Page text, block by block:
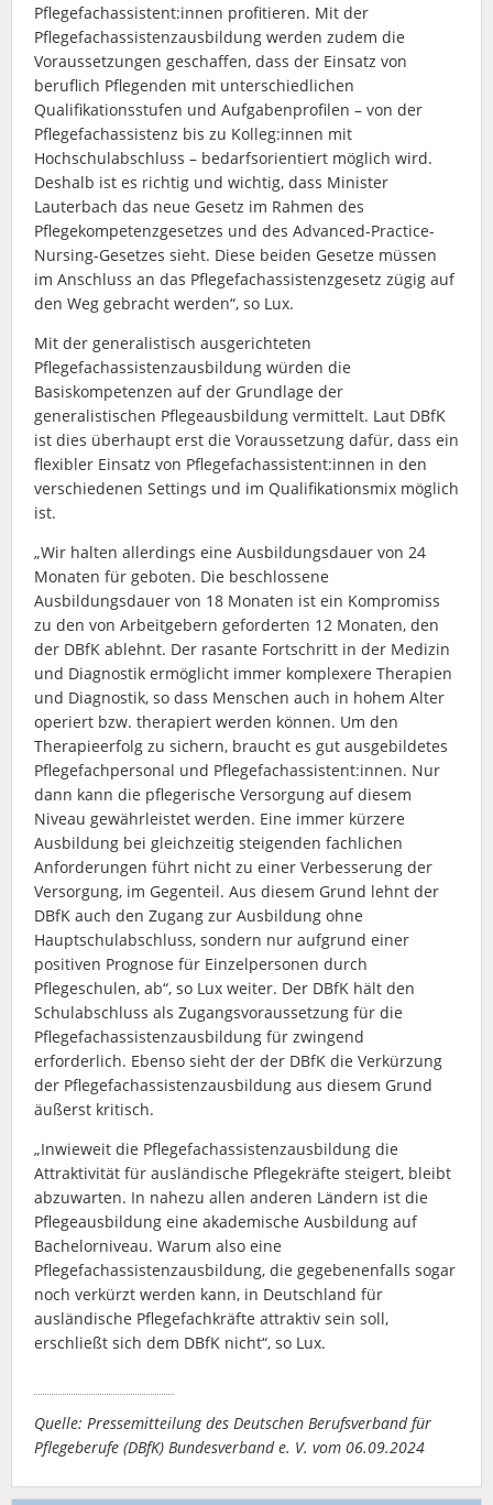
Pflegefachassistent:innen profitieren. Mit der
Pflegefachassistenzausbildung werden zudem die
Voraussetzungen geschaffen, dass der Einsatz von
beruflich Pflegenden mit unterschiedlichen
Qualifikationsstufen und Aufgabenprofilen – von der
Pflegefachassistenz bis zu Kolleg:innen mit
Hochschulabschluss – bedarfsorientiert möglich wird.
Deshalb ist es richtig und wichtig, dass Minister
Lauterbach das neue Gesetz im Rahmen des
Pflegekompetenzgesetzes und des Advanced-Practice-
Nursing-Gesetzes sieht. Diese beiden Gesetze müssen
im Anschluss an das Pflegefachassistenzgesetz zügig auf
den Weg gebracht werden“, so Lux.
Mit der generalistisch ausgerichteten
Pflegefachassistenzausbildung würden die
Basiskompetenzen auf der Grundlage der
generalistischen Pflegeausbildung vermittelt. Laut DBfK
ist dies überhaupt erst die Voraussetzung dafür, dass ein
flexibler Einsatz von Pflegefachassistent:innen in den
verschiedenen Settings und im Qualifikationsmix möglich
ist.
„Wir halten allerdings eine Ausbildungsdauer von 24
Monaten für geboten. Die beschlossene
Ausbildungsdauer von 18 Monaten ist ein Kompromiss
zu den von Arbeitgebern geforderten 12 Monaten, den
der DBfK ablehnt. Der rasante Fortschritt in der Medizin
und Diagnostik ermöglicht immer komplexere Therapien
und Diagnostik, so dass Menschen auch in hohem Alter
operiert bzw. therapiert werden können. Um den
Therapieerfolg zu sichern, braucht es gut ausgebildetes
Pflegefachpersonal und Pflegefachassistent:innen. Nur
dann kann die pflegerische Versorgung auf diesem
Niveau gewährleistet werden. Eine immer kürzere
Ausbildung bei gleichzeitig steigenden fachlichen
Anforderungen führt nicht zu einer Verbesserung der
Versorgung, im Gegenteil. Aus diesem Grund lehnt der
DBfK auch den Zugang zur Ausbildung ohne
Hauptschulabschluss, sondern nur aufgrund einer
positiven Prognose für Einzelpersonen durch
Pflegeschulen, ab“, so Lux weiter. Der DBfK hält den
Schulabschluss als Zugangsvoraussetzung für die
Pflegefachassistenzausbildung für zwingend
erforderlich. Ebenso sieht der der DBfK die Verkürzung
der Pflegefachassistenzausbildung aus diesem Grund
äußerst kritisch.
„Inwieweit die Pflegefachassistenzausbildung die
Attraktivität für ausländische Pflegekräfte steigert, bleibt
abzuwarten. In nahezu allen anderen Ländern ist die
Pflegeausbildung eine akademische Ausbildung auf
Bachelorniveau. Warum also eine
Pflegefachassistenzausbildung, die gegebenenfalls sogar
noch verkürzt werden kann, in Deutschland für
ausländische Pflegefachkräfte attraktiv sein soll,
erschließt sich dem DBfK nicht“, so Lux.
Quelle: Pressemitteilung des Deutschen Berufsverband für
Pflegeberufe (DBfK) Bundesverband e. V. vom 06.09.2024